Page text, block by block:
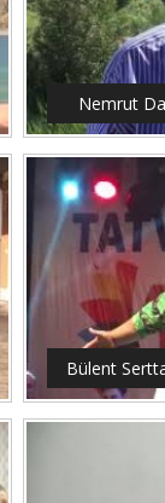
Nemrut
Bülent